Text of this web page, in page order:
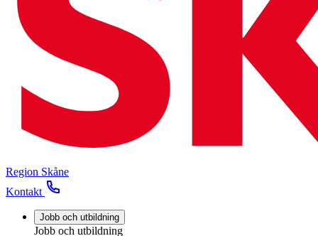
Region Skåne
Kontakt
Jobb och utbildning
Jobb och utbildning